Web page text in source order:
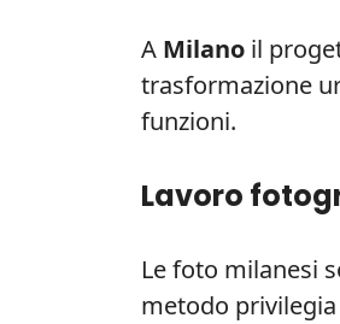
A Milano il
trasformazione
funzioni.
Lavoro
Le foto milanesi
metodo